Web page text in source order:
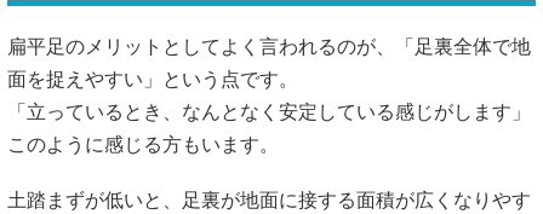
扁平足のメリットとしてよく言われるのが、「足裏全体で地
面を捉えやすい」という点です。
「立っているとき、なんとなく安定している感じがします」
このように感じる方もいます。
土踏まずが低いと、足裏が地面に接する面積が広くなりやす